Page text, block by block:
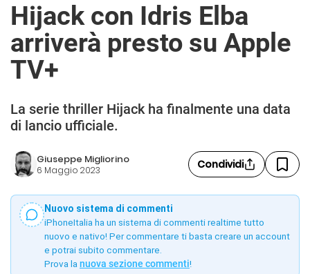
Hijack con Idris Elba
arriverà presto su Apple
TV+
La serie thriller Hijack ha finalmente una data
di lancio ufficiale.
Giuseppe Migliorino
6 Maggio 2023 Condividi
Nuovo sistema di commenti
iPhoneItalia ha un sistema di commenti realtime tutto
nuovo e nativo! Per commentare ti basta creare un account
e potrai subito commentare.
Prova la nuova sezione commenti!